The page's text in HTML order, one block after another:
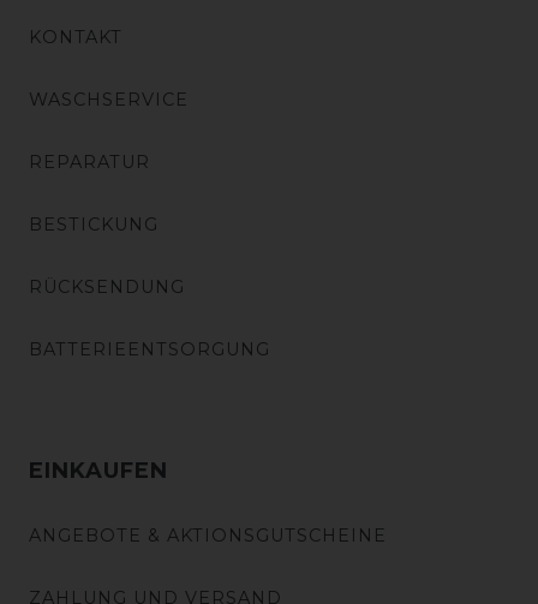
KONTAKT
WASCHSERVICE
REPARATUR
BESTICKUNG
RÜCKSENDUNG
BATTERIEENTSORGUNG
EINKAUFEN
ANGEBOTE & AKTIONSGUTSCHEINE
ZAHLUNG UND VERSAND